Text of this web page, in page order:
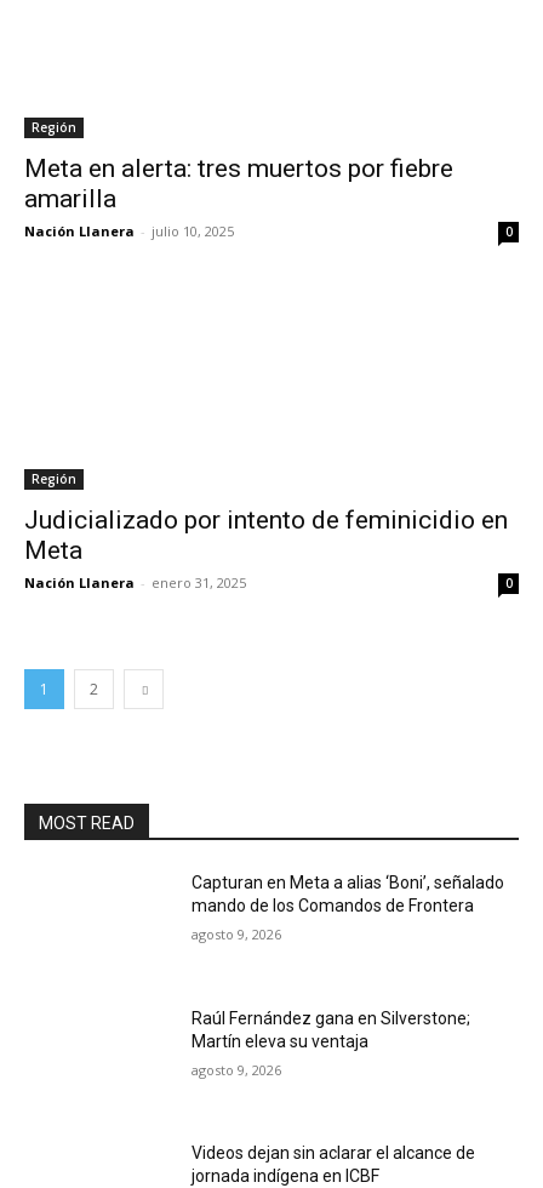
Región
Meta en alerta: tres muertos por fiebre
amarilla
Nación Llanera - julio 10, 2025 0
Región
Judicializado por intento de feminicidio en
Meta
Nación Llanera - enero 31, 2025 0
1 2
MOST READ
Capturan en Meta a alias ‘Boni’, señalado
mando de los Comandos de Frontera
agosto 9, 2026
Raúl Fernández gana en Silverstone;
Martín eleva su ventaja
agosto 9, 2026
Videos dejan sin aclarar el alcance de
jornada indígena en ICBF